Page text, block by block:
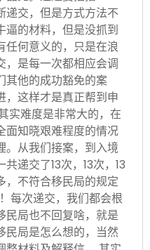
递交，但是方式方法不
逼的材料，但是没抓到
任何意义的，只是在浪
，是每一次都相应会调
其他的成功豁免的案
，这样才是真正帮到申
实难度是非常大的，在
面知晓艰难程度的情况
。从我们接案，到入境
递交了13次，13次，13
，不符合移民局的规定
每次递交，我们都会根
民局也不回复啥，就是
民局是怎么想的，当然